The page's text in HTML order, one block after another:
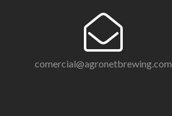
comercial@agronetbrewing.com